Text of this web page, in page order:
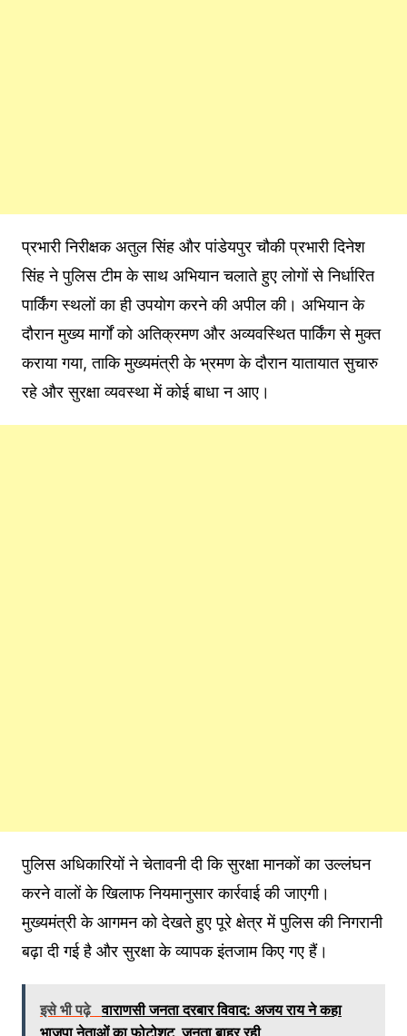
प्रभारी निरीक्षक अतुल सिंह और पांडेयपुर चौकी प्रभारी दिनेश
सिंह ने पुलिस टीम के साथ अभियान चलाते हुए लोगों से निर्धारित
पार्किंग स्थलों का ही उपयोग करने की अपील की। अभियान के
दौरान मुख्य मार्गों को अतिक्रमण और अव्यवस्थित पार्किंग से मुक्त
कराया गया, ताकि मुख्यमंत्री के भ्रमण के दौरान यातायात सुचारु
रहे और सुरक्षा व्यवस्था में कोई बाधा न आए।
पुलिस अधिकारियों ने चेतावनी दी कि सुरक्षा मानकों का उल्लंघन
करने वालों के खिलाफ नियमानुसार कार्रवाई की जाएगी।
मुख्यमंत्री के आगमन को देखते हुए पूरे क्षेत्र में पुलिस की निगरानी
बढ़ा दी गई है और सुरक्षा के व्यापक इंतजाम किए गए हैं।
इसे भी पढ़े वाराणसी जनता दरबार विवाद: अजय राय ने कहा
भाजपा नेताओं का फोटोशूट, जनता बाहर रही